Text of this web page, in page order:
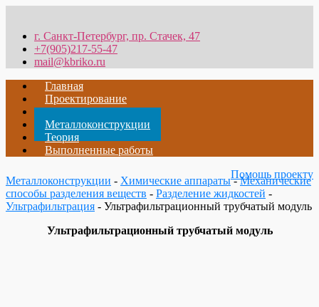
г. Санкт-Петербург, пр. Стачек, 47
+7(905)217-55-47
mail@kbriko.ru
Главная
Проектирование
Металлообработка
Металлоконструкции
Теория
Выполненные работы
Помощь проекту
Металлоконструкции - Химические аппараты-Механические
способы разделения веществ - Разделение жидкостей -
Ультрафильтрация - Ультрафильтрационный трубчатый модуль
Ультрафильтрационный трубчатый модуль